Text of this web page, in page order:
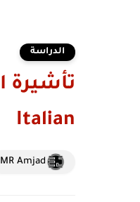
الدراسة
Italian
MR Amjad